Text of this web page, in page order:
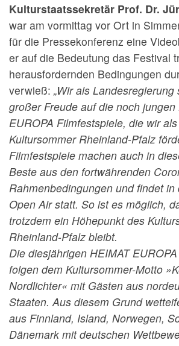
Kulturstaatssekretär Prof. Dr.
war am vormittag vor Ort in
für die Pressekonferenz eine
er auf die Bedeutung das Festival
herausfordernden Bedingungen
verwieß: „Wir als
großer Freude auf die noch jungen
EUROPA Filmfestspiele, die wir
Kultursommer Rheinland-Pfalz
Filmfestspiele machen auch in
Beste aus den fortwährenden
Rahmenbedingungen und findet in
Open Air statt. So ist es möglich,
trotzdem ein Höhepunkt des
Rheinland-Pfalz bleibt.
Die diesjährigen HEIMAT
folgen dem Kultursommer-Motto
Nordlichter« mit Gästen aus
Staaten. Aus diesem Grund
aus Finnland, Island, Norwegen,
Dänemark mit deutschen